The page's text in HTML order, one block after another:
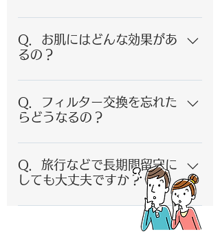
A．蛇口直結型やシンクまわりに取り
付ける据え置き型と異なり、屋外に
設置するためスペースをとりませ
Q．お肌にはどんな効果があ
るの？
A．ピリピリ・カサカサが無くなりま
す。 お肌への刺激が無くなりゆっく
りお風呂に入っていただけます。
Q．フィルター交換を忘れた
らどうなるの？
A．ご安心ください！！ 交換時期は
お知らせいたします。ご不在の場合
でも交換は戸外なので大丈夫です。
Q．旅行などで長期間留守に
しても大丈夫ですか？
A．はい！ご心配いりません。 飲料
用にお使いの場合だけ、念のためお